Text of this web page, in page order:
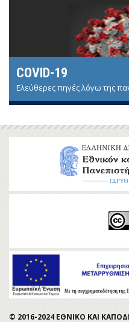
COVID-19
Ελεύθερες πηγές λόγω της
© 2016-2024 ΕΘΝΙΚΟ ΚΑΙ